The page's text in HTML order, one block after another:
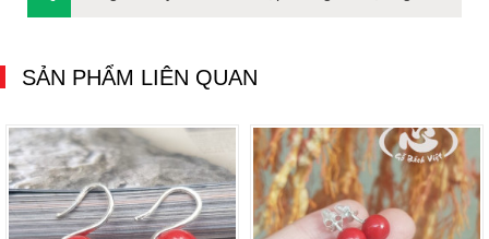
SẢN PHẨM LIÊN QUAN